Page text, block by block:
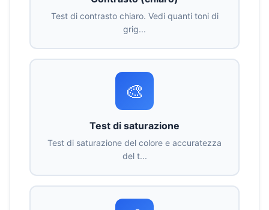
Test di contrasto chiaro. Vedi quanti toni di
grig...
🎨
Test di saturazione
Test di saturazione del colore e accuratezza
del t...